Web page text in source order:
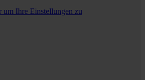
um Ihre Einstellungen zu